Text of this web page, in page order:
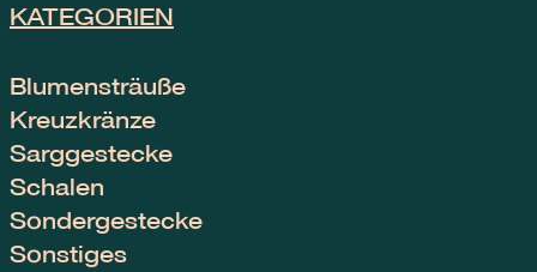
KATEGORIEN
Blumensträuße
Kreuzkränze
Sarggestecke
Schalen
Sondergestecke
Sonstiges